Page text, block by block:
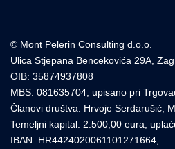
© Mont Pelerin Consulting d.o.o.
Ulica Stjepana Bencekovića 29A,
OIB: 35874937808
MBS: 081635704, upisano pri
Članovi društva: Hrvoje Serdarušić,
Temeljni kapital: 2.500,00 eura,
IBAN: HR4424020061101271664,